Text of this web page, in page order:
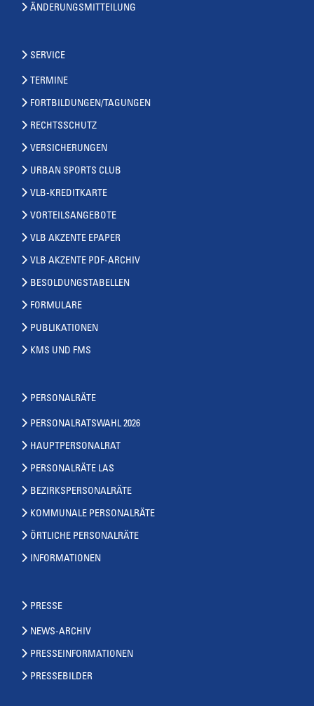
ÄNDERUNGSMITTEILUNG
SERVICE
TERMINE
FORTBILDUNGEN/TAGUNGEN
RECHTSSCHUTZ
VERSICHERUNGEN
URBAN SPORTS CLUB
VLB-KREDITKARTE
VORTEILSANGEBOTE
VLB AKZENTE EPAPER
VLB AKZENTE PDF-ARCHIV
BESOLDUNGSTABELLEN
FORMULARE
PUBLIKATIONEN
KMS UND FMS
PERSONALRÄTE
PERSONALRATSWAHL 2026
HAUPTPERSONALRAT
PERSONALRÄTE LAS
BEZIRKSPERSONALRÄTE
KOMMUNALE PERSONALRÄTE
ÖRTLICHE PERSONALRÄTE
INFORMATIONEN
PRESSE
NEWS-ARCHIV
PRESSEINFORMATIONEN
PRESSEBILDER